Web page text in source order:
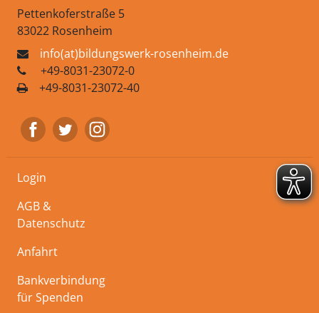
Pettenkoferstraße 5
83022 Rosenheim
info(at)bildungswerk-rosenheim.de
+49-8031-23072-0
+49-8031-23072-40
Login
AGB &
Datenschutz
Anfahrt
Bankverbindung
für Spenden